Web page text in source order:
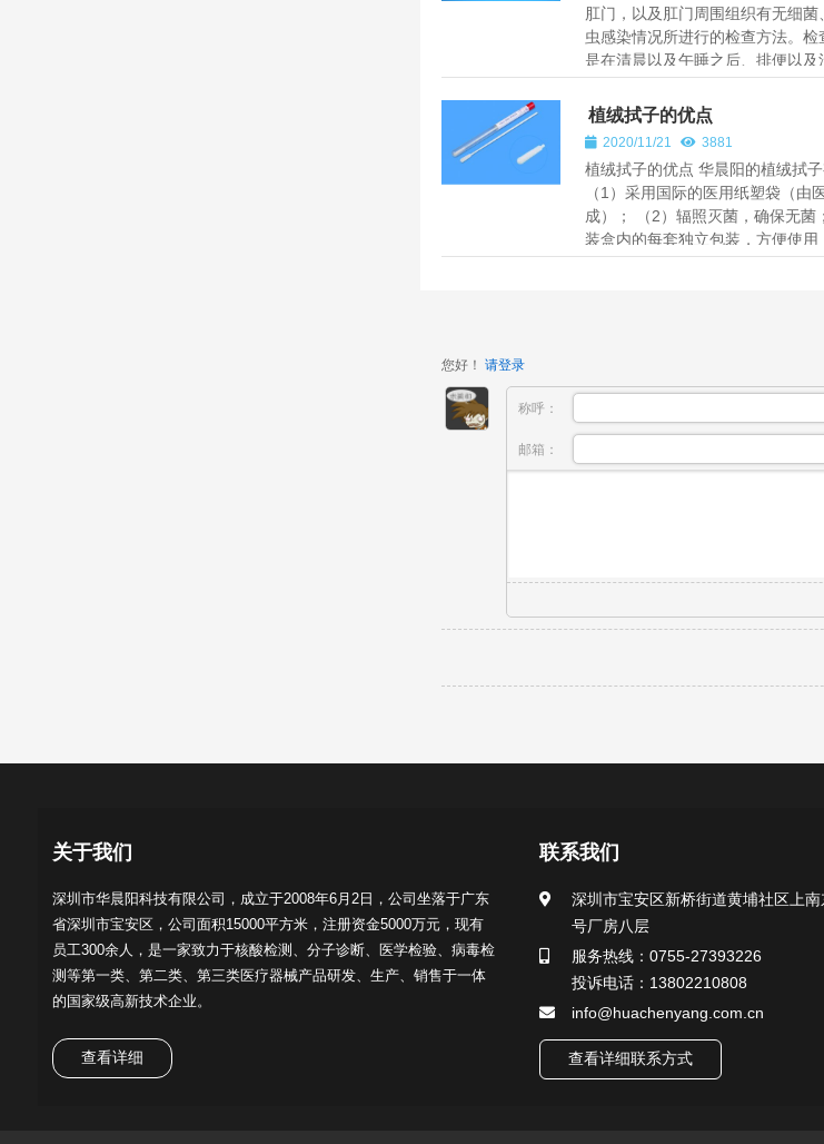
肛门，以及肛门周围组织有无细菌
虫感染情况所进行的检查方法。检
是在清晨以及午睡之后、排便以及
查的方法主要是将浸泡过生理盐...
植绒拭子的优点
2020/11/21 3881
植绒拭子的优点 华晨阳的植绒拭子
（1）采用国际的医用纸塑袋（由
成）； （2）辐照灭菌，确保无菌
装盒内的每套独立包装，方便使用
不同的标本类...
您好！ 请登录
称呼：
邮箱：
关于我们
深圳市华晨阳科技有限公司，成立于2008年6月2日，公司坐落于广东
省深圳市宝安区，公司面积15000平方米，注册资金5000万元，现有
员工300余人，是一家致力于核酸检测、分子诊断、医学检验、病毒检
测等第一类、第二类、第三类医疗器械产品研发、生产、销售于一体
的国家级高新技术企业。
查看详细
联系我们
深圳市宝安区新桥街道黄埔社区上
号厂房八层
服务热线：0755-27393226
投诉电话：13802210808
info@huachenyang.com.cn
查看详细联系方式